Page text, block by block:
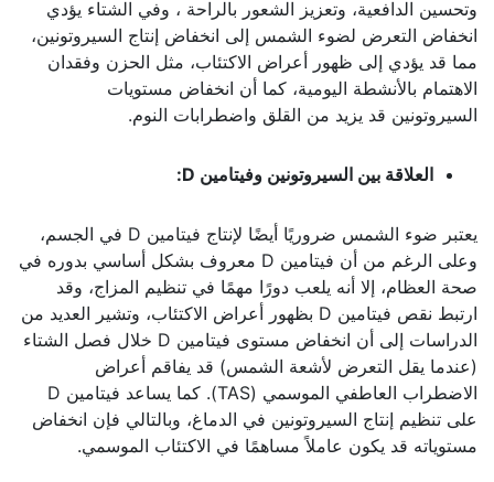
وتحسين الدافعية، وتعزيز الشعور بالراحة ، وفي الشتاء يؤدي
انخفاض التعرض لضوء الشمس إلى انخفاض إنتاج السيروتونين،
مما قد يؤدي إلى ظهور أعراض الاكتئاب، مثل الحزن وفقدان
الاهتمام بالأنشطة اليومية، كما أن انخفاض مستويات
السيروتونين قد يزيد من القلق واضطرابات النوم.
العلاقة بين السيروتونين وفيتامين D
:
يعتبر ضوء الشمس ضروريًا أيضًا لإنتاج فيتامين D في الجسم،
وعلى الرغم من أن فيتامين D معروف بشكل أساسي بدوره في
صحة العظام، إلا أنه يلعب دورًا مهمًا في تنظيم المزاج، وقد
ارتبط نقص فيتامين D بظهور أعراض الاكتئاب، وتشير العديد من
الدراسات إلى أن انخفاض مستوى فيتامين D خلال فصل الشتاء
(عندما يقل التعرض لأشعة الشمس) قد يفاقم أعراض
الاضطراب العاطفي الموسمي (TAS). كما يساعد فيتامين D
على تنظيم إنتاج السيروتونين في الدماغ، وبالتالي فإن انخفاض
مستوياته قد يكون عاملاً مساهمًا في الاكتئاب الموسمي.